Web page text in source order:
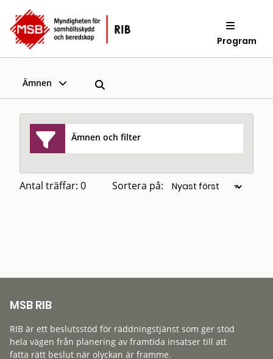
Program
Ämnen
Ämnen och filter
Antal träffar: 0 Sortera på:
MSB RIB
RIB är ett beslutsstöd för räddningstjänst som ger stöd
hela vägen från planering av framtida insatser till att
fatta rätt beslut när olyckan är framme.